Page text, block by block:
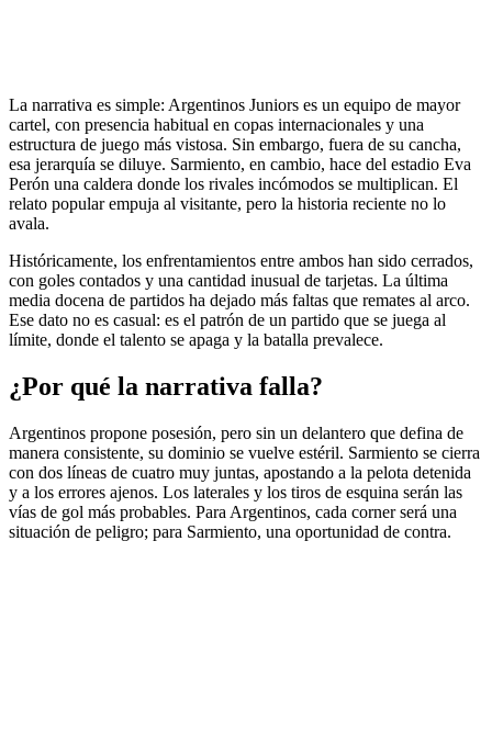
La narrativa es simple: Argentinos Juniors es un equipo de mayor
cartel, con presencia habitual en copas internacionales y una
estructura de juego más vistosa. Sin embargo, fuera de su cancha,
esa jerarquía se diluye. Sarmiento, en cambio, hace del estadio Eva
Perón una caldera donde los rivales incómodos se multiplican. El
relato popular empuja al visitante, pero la historia reciente no lo
avala.
Históricamente, los enfrentamientos entre ambos han sido cerrados,
con goles contados y una cantidad inusual de tarjetas. La última
media docena de partidos ha dejado más faltas que remates al arco.
Ese dato no es casual: es el patrón de un partido que se juega al
límite, donde el talento se apaga y la batalla prevalece.
¿Por qué la narrativa falla?
Argentinos propone posesión, pero sin un delantero que defina de
manera consistente, su dominio se vuelve estéril. Sarmiento se cierra
con dos líneas de cuatro muy juntas, apostando a la pelota detenida
y a los errores ajenos. Los laterales y los tiros de esquina serán las
vías de gol más probables. Para Argentinos, cada corner será una
situación de peligro; para Sarmiento, una oportunidad de contra.